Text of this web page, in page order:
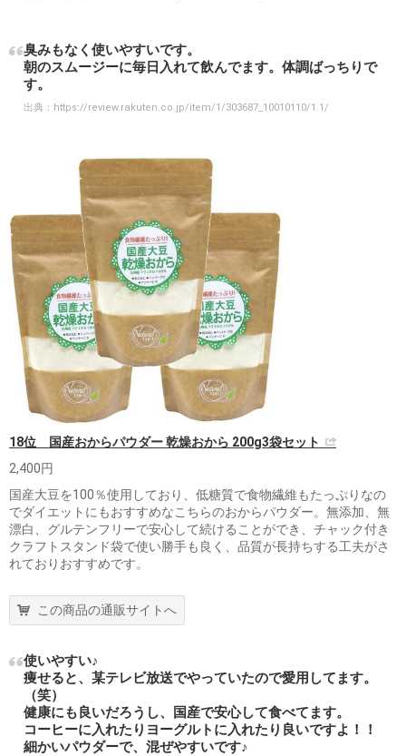
臭みもなく使いやすいです。
朝のスムージーに毎日入れて飲んでます。体調ばっちりで
す。
出典： https://review.rakuten.co.jp/item/1/303687_10010110/1.1/
18位 国産おからパウダー 乾燥おから 200g3袋セット
2,400円
国産大豆を100％使用しており、低糖質で食物繊維もたっぷりなの
でダイエットにもおすすめなこちらのおからパウダー。無添加、無
漂白、グルテンフリーで安心して続けることができ、チャック付き
クラフトスタンド袋で使い勝手も良く、品質が長持ちする工夫がさ
れておりおすすめです。
この商品の通販サイトへ
使いやすい♪
痩せると、某テレビ放送でやっていたので愛用してます。
（笑）
健康にも良いだろうし、国産で安心して食べてます。
コーヒーに入れたりヨーグルトに入れたり良いですよ！！
細かいパウダーで、混ぜやすいです♪